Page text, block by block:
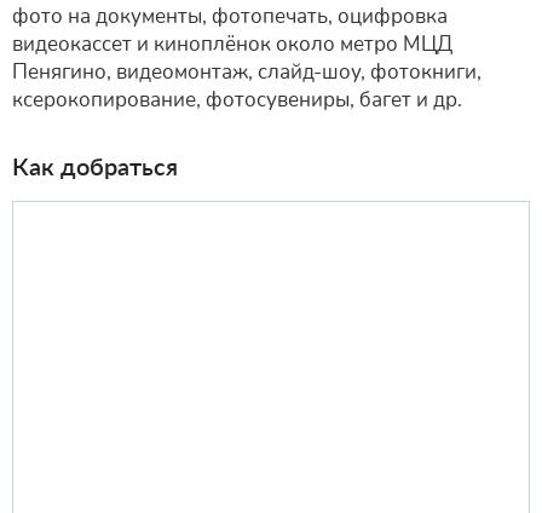
фото на документы, фотопечать, оцифровка
видеокассет и киноплёнок около метро МЦД
Пенягино, видеомонтаж, слайд-шоу, фотокниги,
ксерокопирование, фотосувениры, багет и др.
Как добраться